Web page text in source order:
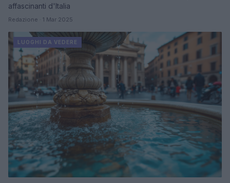
affascinanti d'Italia
Redazione · 1 Mar 2025
LUOGHI DA VEDERE